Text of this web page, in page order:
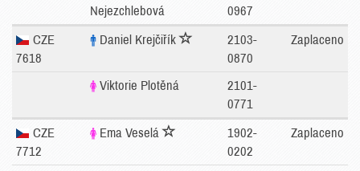
Nejezchlebová
0967
CZE
7618
Daniel Krejčiřík
2103-
0870
Zaplaceno
Viktorie Plotěná
2101-
0771
CZE
7712
Ema Veselá
1902-
0202
Zaplaceno